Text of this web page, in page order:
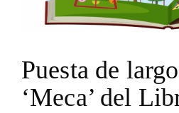
Puesta de
‘Meca’ del